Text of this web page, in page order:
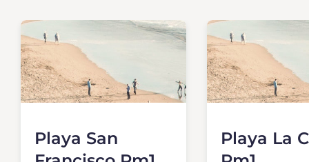
Playa San
Playa La